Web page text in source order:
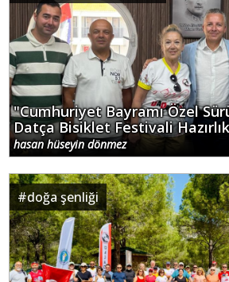
"Cumhuriyet Bayramı Özel
Datça Bisiklet Festivali
hasan hüseyin dönmez
#doğa şenliği